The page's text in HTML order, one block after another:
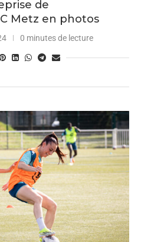
de
Metz en photos
0 minutes de lecture